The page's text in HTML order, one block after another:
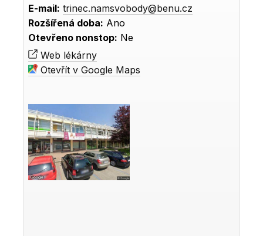
E-mail: trinec.namsvobody@benu.cz
Rozšířená doba: Ano
Otevřeno nonstop: Ne
Web lékárny
Otevřít v Google Maps